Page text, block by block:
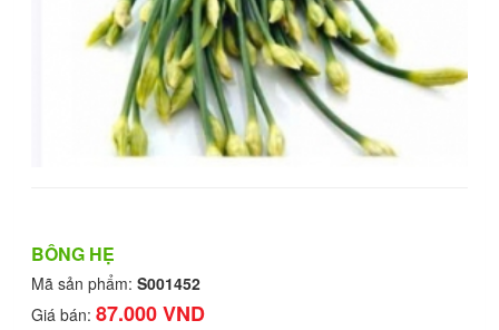
BÔNG HẸ
Mã sản phẩm: S001452
Giá bán: 87.000 VND